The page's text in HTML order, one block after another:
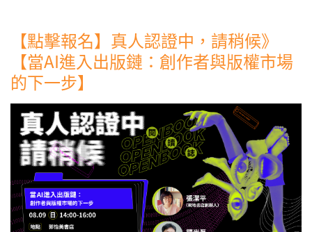
【點擊報名】真人認證中，請稍候》
【當AI進入出版鏈：創作者與版權市場
的下一步】